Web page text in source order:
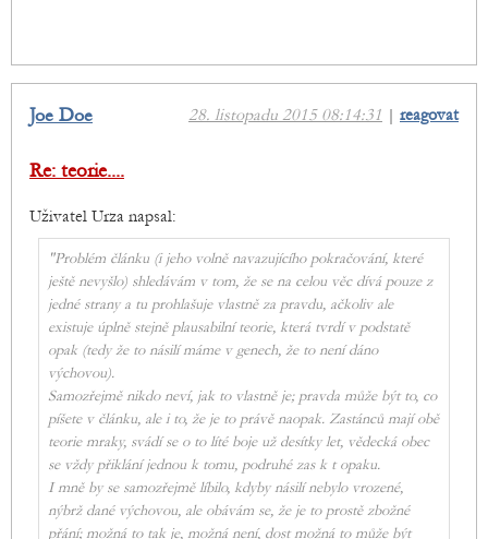
28. listopadu 2015 08:14:31 | reagovat
Joe Doe
Re: teorie....
Uživatel Urza napsal:
"Problém článku (i jeho volně navazujícího pokračování, které
ještě nevyšlo) shledávám v tom, že se na celou věc dívá pouze z
jedné strany a tu prohlašuje vlastně za pravdu, ačkoliv ale
existuje úplně stejně plausabilní teorie, která tvrdí v podstatě
opak (tedy že to násilí máme v genech, že to není dáno
výchovou).
Samozřejmě nikdo neví, jak to vlastně je; pravda může být to, co
píšete v článku, ale i to, že je to právě naopak. Zastánců mají obě
teorie mraky, svádí se o to líté boje už desítky let, vědecká obec
se vždy přiklání jednou k tomu, podruhé zas k t opaku.
I mně by se samozřejmě líbilo, kdyby násilí nebylo vrozené,
nýbrž dané výchovou, ale obávám se, že je to prostě zbožné
přání; možná to tak je, možná není, dost možná to může být